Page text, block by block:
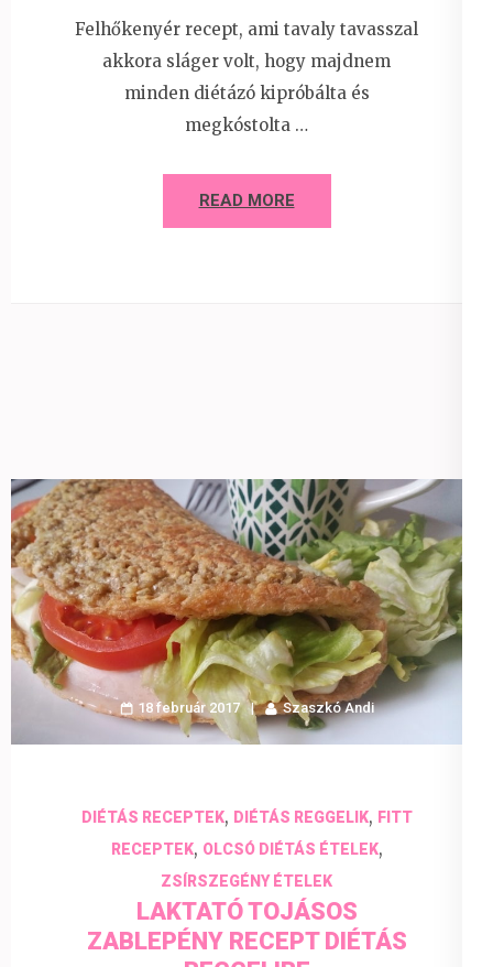
Felhőkenyér recept, ami tavaly tavasszal
akkora sláger volt, hogy majdnem
minden diétázó kipróbálta és
megkóstolta …
READ MORE
18 február 2017 Szaszkó Andi
DIÉTÁS RECEPTEK, DIÉTÁS REGGELIK, FITT
RECEPTEK, OLCSÓ DIÉTÁS ÉTELEK,
ZSÍRSZEGÉNY ÉTELEK
LAKTATÓ TOJÁSOS
ZABLEPÉNY RECEPT DIÉTÁS